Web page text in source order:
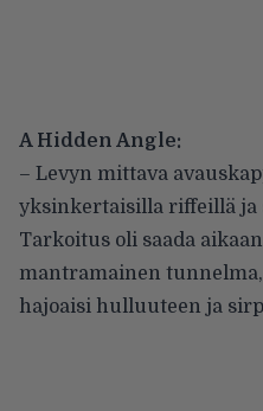
A Hidden Angle:
– Levyn mittava
yksinkertaisilla riffeillä ja
Tarkoitus oli saada
mantramainen
hajoaisi hulluuteen ja